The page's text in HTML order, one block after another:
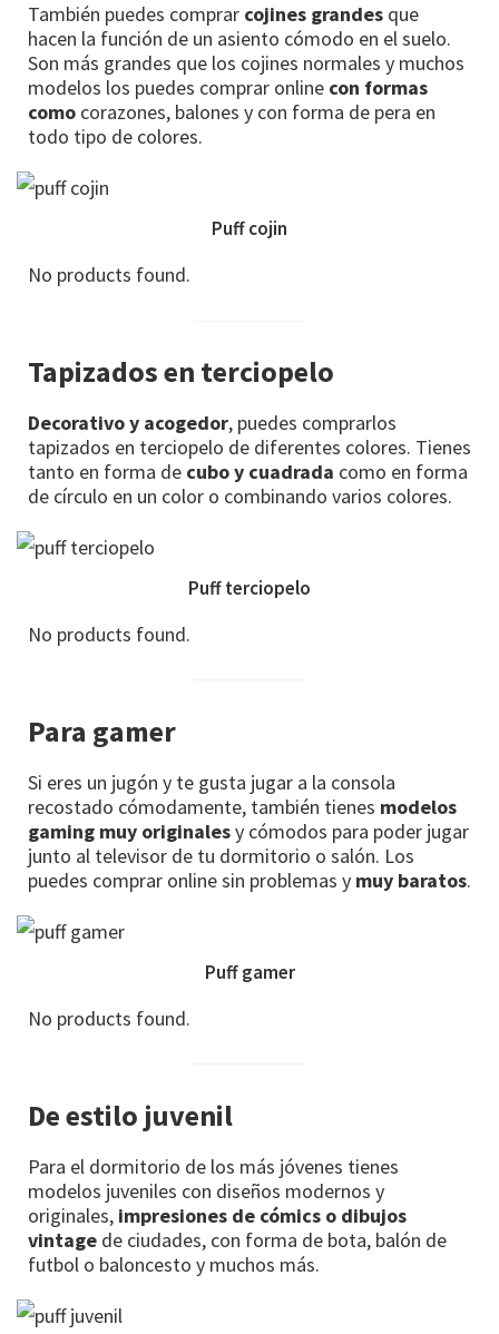
También puedes comprar cojines grandes que
hacen la función de un asiento cómodo en el suelo.
Son más grandes que los cojines normales y muchos
modelos los puedes comprar online con formas
como corazones, balones y con forma de pera en
todo tipo de colores.
Puff cojin
No products found.
Tapizados en terciopelo
Decorativo y acogedor, puedes comprarlos
tapizados en terciopelo de diferentes colores. Tienes
tanto en forma de cubo y cuadrada como en forma
de círculo en un color o combinando varios colores.
Puff terciopelo
No products found.
Para gamer
Si eres un jugón y te gusta jugar a la consola
recostado cómodamente, también tienes modelos
gaming muy originalesy cómodos para poder jugar
junto al televisor de tu dormitorio o salón. Los
puedes comprar online sin problemas y muy baratos.
Puff gamer
No products found.
De estilo juvenil
Para el dormitorio de los más jóvenes tienes
modelos juveniles con diseños modernos y
originales, impresiones de cómics o dibujos
vintage de ciudades, con forma de bota, balón de
futbol o baloncesto y muchos más.